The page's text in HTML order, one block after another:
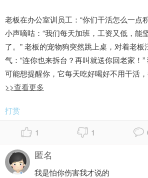
老板在办公室训员工：“你们干活怎么一点
小声嘀咕：“我们每天加班，工资又低，能
了。” 老板的宠物狗突然跳上桌，对着老板
气：“连你也来拆台？再叫就送你回老家！
可能想提醒你，它每天吃好喝好不用干活
>>查看更多
打赏
1 1
匿名
我是怕你伤害我才说的